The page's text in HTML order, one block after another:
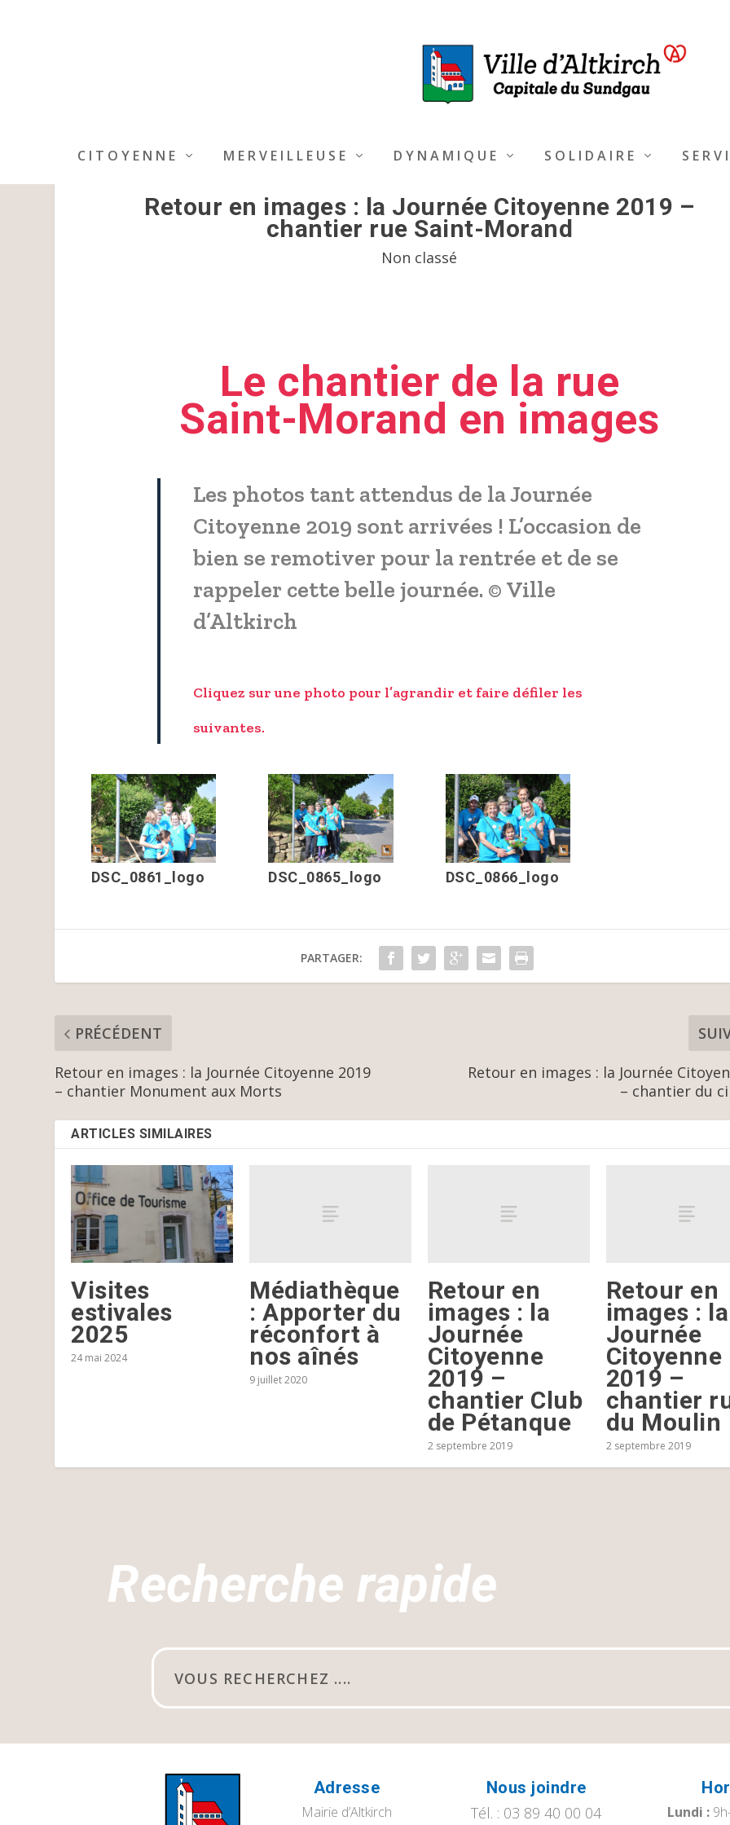
CITOYENNE MERVEILLEUSE DYNAMIQUE SOLIDAIRE
Retour en images : la Journée Citoyenne 2019 –
chantier rue Saint-Morand
Non classé
Le chantier de la rue
Saint-Morand en images
Les photos tant attendus de la Journée
Citoyenne 2019 sont arrivées ! L’occasion de
bien se remotiver pour la rentrée et de se
rappeler cette belle journée. © Ville
d’Altkirch
Cliquez sur une photo pour l’agrandir et faire défiler les
suivantes.
DSC_0861_logo DSC_0865_logo DSC_0866_logo
PARTAGER:
PRÉCÉDENT
Retour en images : la Journée Citoyenne 2019
– chantier Monument aux Morts
Retour en images : la Journée
– chantier du
ARTICLES SIMILAIRES
Visites
estivales
2025
24 mai 2024
Médiathèque
: Apporter du
réconfort à
nos aînés
9 juillet 2020
Retour en
images : la
Journée
Citoyenne
2019 –
chantier Club
de Pétanque
2 septembre 2019
Retour en
images : la
Journée
Citoyenne
2019 –
chantier
du Moulin
2 septembre 2019
Recherche rapide
Adresse
Mairie d’Altkirch
Nous joindre
Tél. : 03 89 40 00 04
Lundi :